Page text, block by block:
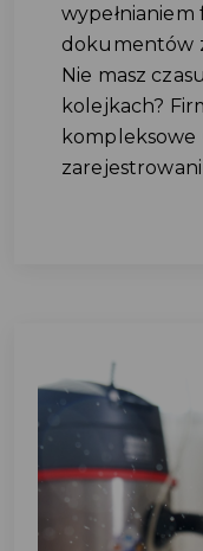
dokumentów
Nie masz
kolejkach?
kompleksowe